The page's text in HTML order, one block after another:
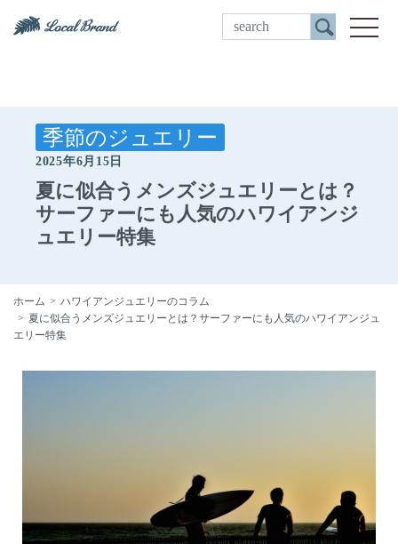
ご来店予約
季節のジュエリー
2025年6月15日
夏に似合うメンズジュエリーとは？
サーファーにも人気のハワイアンジ
ュエリー特集
ホーム
ハワイアンジュエリーのコラム
夏に似合うメンズジュエリーとは？サーファーにも人気のハワイアンジュ
エリー特集